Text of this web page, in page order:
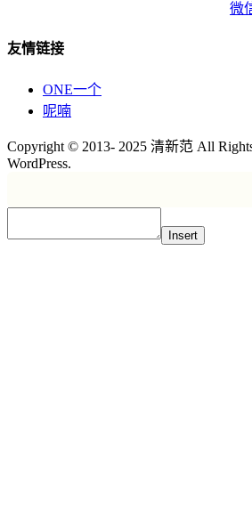
微
友情链接
ONE一个
呢喃
Copyright © 2013- 2025 清新范 All
WordPress.
Insert